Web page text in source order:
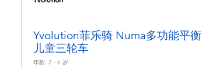
Yvolution菲乐骑 Numa多功能平衡
儿童三轮车
年龄: 2 - 6 岁